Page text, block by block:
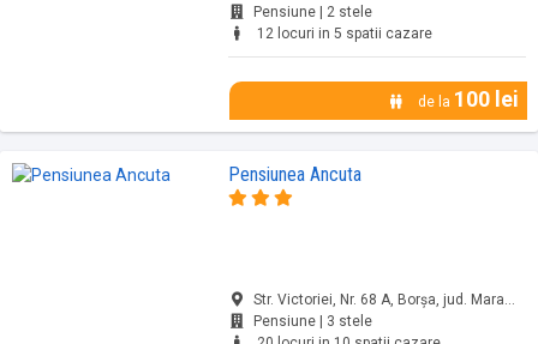
Pensiune | 2 stele
12 locuri in 5 spatii cazare
de la 100 lei
Pensiunea Ancuta
Str. Victoriei, Nr. 68 A, Borșa, jud. Maramureș
Pensiune | 3 stele